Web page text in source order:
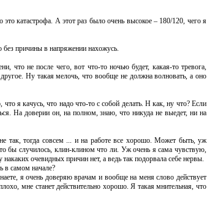
катастрофа. А этот раз было очень высокое – 180/120, чего я
без причины в напряжении нахожусь.
что не после чего, вот что-то ночью будет, какая-то тревога,
Ну такая мелочь, что вообще не должна волновать, а оно
я качусь, что надо что-то с собой делать. Н как, ну что? Если
На доверии он, на полном, знаю, что никуда не выедет, ни на
тогда совсем ... и на работе все хорошо. Может быть, уж
бы случилось, клин-клином что ли. Уж очень я сама чувствую,
очевидных причин нет, а ведь так подорвала себе нервы.
в самом начале?
я очень доверяю врачам и вообще на меня слово действует
мне станет действительно хорошо. Я такая мнительная, что